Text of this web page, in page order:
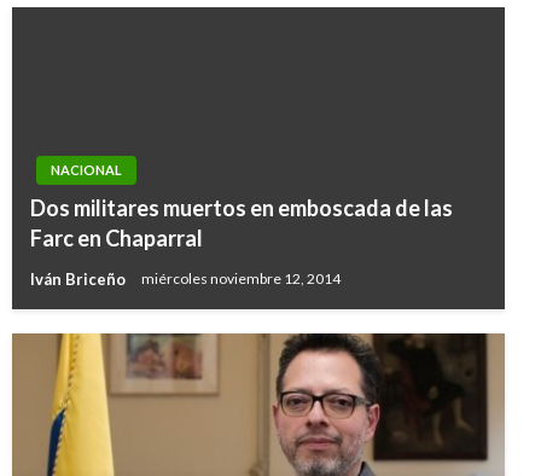
NACIONAL
Dos militares muertos en emboscada de las
Farc en Chaparral
Iván Briceño miércoles noviembre 12, 2014